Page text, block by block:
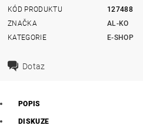
KÓD PRODUKTU
127488
ZNAČKA
AL-KO
KATEGORIE
E-SHOP
Dotaz
POPIS
DISKUZE